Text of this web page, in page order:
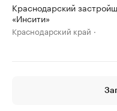
Краснодарский
«Инсити»
Краснодарский край